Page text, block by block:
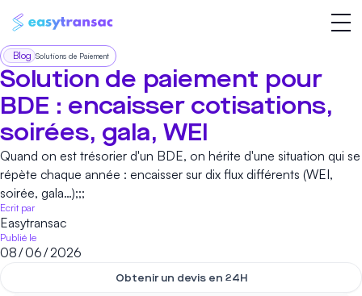
Blog Solutions de Paiement
Solution de paiement pour
BDE : encaisser cotisations,
soirées, gala, WEI
Quand on est trésorier d'un BDE, on hérite d'une situation qui se
répète chaque année : encaisser sur dix flux différents (WEI,
soirée, gala…);;;
Ecrit par
Easytransac
Publié le
08/06/2026
Obtenir un devis en 24H